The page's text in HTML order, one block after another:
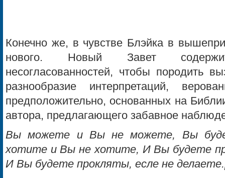
Конечно же, в чувстве Блэйка в
нового. Новый Завет
несогласованностей, чтобы породить
разнообразие интерпретаций,
предположительно, основанных на
автора, предлагающего забавное
Вы можете и Вы не можете, Вы
хотите и Вы не хотите, И Вы будете
И Вы будете прокляты, есле не